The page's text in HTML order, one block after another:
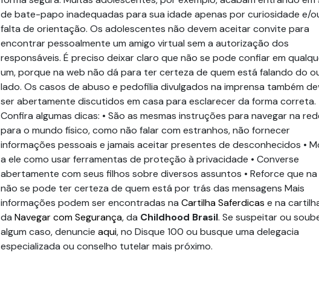
de bate-papo inadequadas para sua idade apenas por curiosidade e/
falta de orientação. Os adolescentes não devem aceitar convite para
encontrar pessoalmente um amigo virtual sem a autorização dos
responsáveis. É preciso deixar claro que não se pode confiar em
um, porque na web não dá para ter certeza de quem está falando do
lado. Os casos de abuso e pedofilia divulgados na imprensa também
ser abertamente discutidos em casa para esclarecer da forma correta.
Confira algumas dicas: • São as mesmas instruções para navegar na
para o mundo físico, como não falar com estranhos, não fornecer
informações pessoais e jamais aceitar presentes de desconhecidos •
a ele como usar ferramentas de proteção à privacidade • Converse
abertamente com seus filhos sobre diversos assuntos • Reforce que na
não se pode ter certeza de quem está por trás das mensagens Mais
informações podem ser encontradas na Cartilha Saferdicas e na
da Navegar com Segurança, da Childhood Brasil. Se suspeitar ou
algum caso, denuncie aqui, no Disque 100 ou busque uma delegacia
especializada ou conselho tutelar mais próximo.